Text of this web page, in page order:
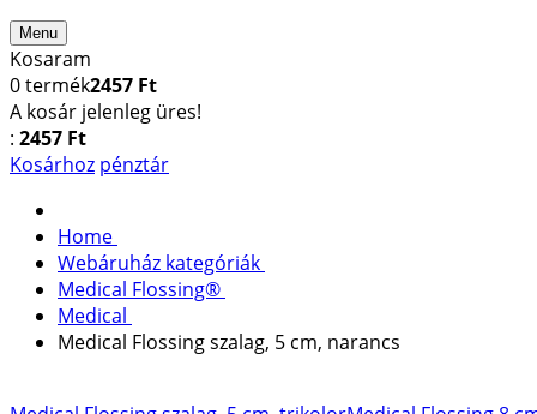
Menu
Kosaram
0termék2457 Ft
A kosár jelenleg üres!
: 2457 Ft
Kosárhoz pénztár
Home
Webáruház kategóriák
Medical Flossing®
Medical
Medical Flossing szalag, 5 cm, narancs